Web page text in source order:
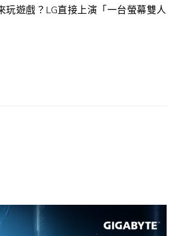
遊戲？LG直接上演「一台螢幕雙人